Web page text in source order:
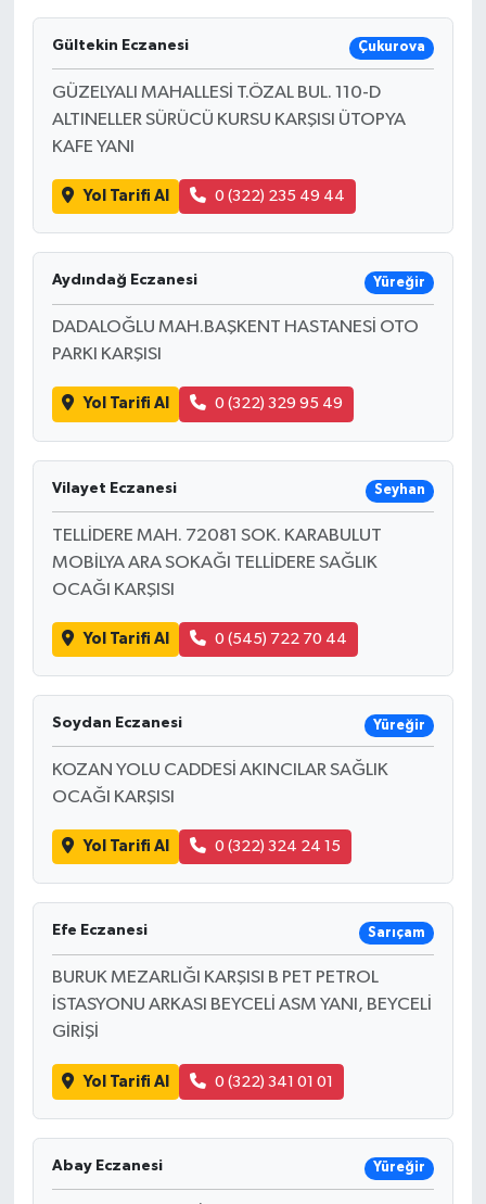
Gültekin Eczanesi Çukurova
GÜZELYALI MAHALLESİ T.ÖZAL BUL. 110-D
ALTINELLER SÜRÜCÜ KURSU KARŞISI ÜTOPYA
KAFE YANI
Yol Tarifi Al 0 (322) 235 49 44
Aydındağ Eczanesi Yüreğir
DADALOĞLU MAH.BAŞKENT HASTANESİ OTO
PARKI KARŞISI
Yol Tarifi Al 0 (322) 329 95 49
Vilayet Eczanesi Seyhan
TELLİDERE MAH. 72081 SOK. KARABULUT
MOBİLYA ARA SOKAĞI TELLİDERE SAĞLIK
OCAĞI KARŞISI
Yol Tarifi Al 0 (545) 722 70 44
Soydan Eczanesi Yüreğir
KOZAN YOLU CADDESİ AKINCILAR SAĞLIK
OCAĞI KARŞISI
Yol Tarifi Al 0 (322) 324 24 15
Efe Eczanesi Sarıçam
BURUK MEZARLIĞI KARŞISI B PET PETROL
İSTASYONU ARKASI BEYCELİ ASM YANI, BEYCELİ
GİRİŞİ
Yol Tarifi Al 0 (322) 341 01 01
Abay Eczanesi Yüreğir